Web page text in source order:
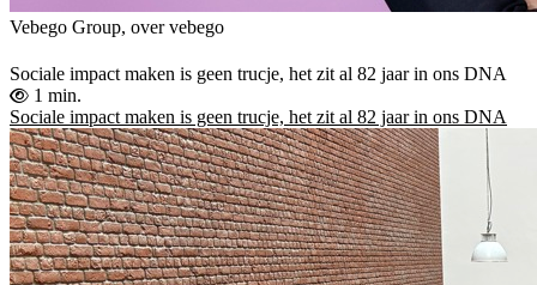
Vebego Group, over vebego
Sociale impact maken is geen trucje, het zit al 82 jaar in ons DNA
1 min.
Sociale impact maken is geen trucje, het zit al 82 jaar in ons DNA